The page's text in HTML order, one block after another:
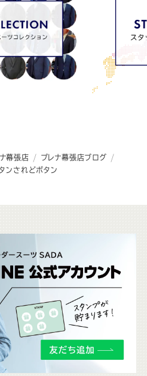
ップページ
幕張店
プレナ幕張店ブログ
ンされどボタン